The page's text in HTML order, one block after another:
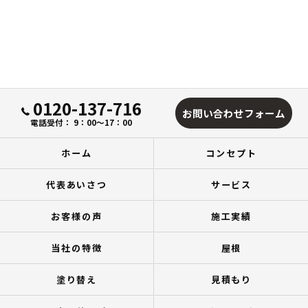
0120-137-716
電話受付： 9：00～17：00
お問い合わせフォーム
ホーム コンセプト
代表あいさつ サービス
お客様の声 施工実績
当社の特徴 屋根
塗り替え 見積もり